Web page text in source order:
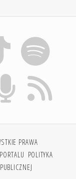
PRAWA
POLITYKA